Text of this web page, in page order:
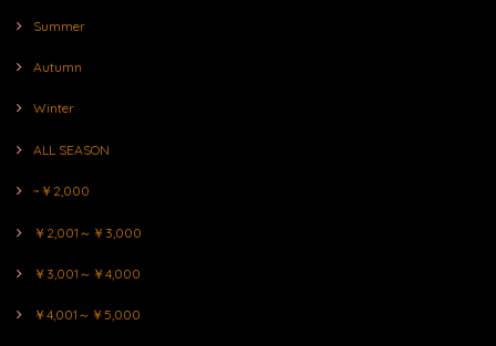
Summer
Autumn
Winter
ALL SEASON
~￥2,000
￥2,001～￥3,000
￥3,001～￥4,000
￥4,001～￥5,000